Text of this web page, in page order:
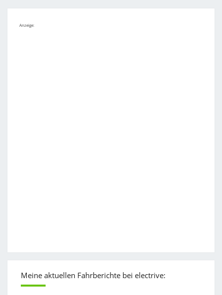
Anzeige:
Meine aktuellen Fahrberichte bei electrive: